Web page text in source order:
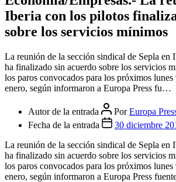
Iberia con los pilotos
sobre los servicios mínimos
La reunión de la sección sindical de Sepla en
ha finalizado sin acuerdo sobre los servicios
los paros convocados para los próximos
enero, según informaron a Europa Press fu…
Autor de la entrada PorEuropa
Fecha de la entrada
30 diciembre
La reunión de la sección sindical de Sepla en
ha finalizado sin acuerdo sobre los servicios
los paros convocados para los próximos
enero, según informaron a Europa Press